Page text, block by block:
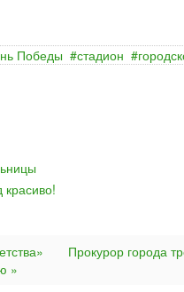
Победы стадион
Прокурор города
»